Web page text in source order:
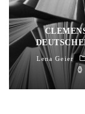
Lena Geier